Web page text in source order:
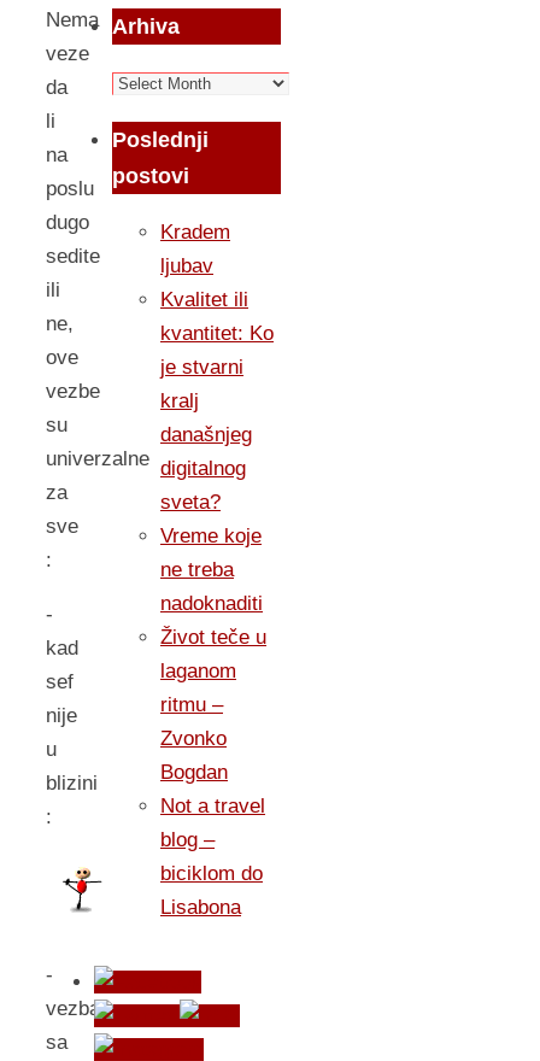
Nema
veze
da
li
na
poslu
dugo
sedite
ili
ne,
ove
vezbe
su
univerzalne
za
sve
:
-
kad
sef
nije
u
blizini
:
-
vezba
sa
Arhiva
Arhiva
Poslednji
postovi
Kradem
ljubav
Kvalitet ili
kvantitet: Ko
je stvarni
kralj
današnjeg
digitalnog
sveta?
Vreme koje
ne treba
nadoknaditi
Život teče u
laganom
ritmu –
Zvonko
Bogdan
Not a travel
blog –
biciklom do
Lisabona